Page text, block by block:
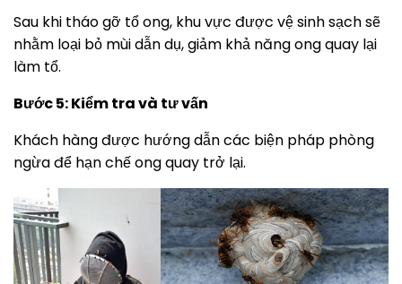
Sau khi tháo gỡ tổ ong, khu vực được vệ sinh sạch sẽ
nhằm loại bỏ mùi dẫn dụ, giảm khả năng ong quay lại
làm tổ.
Bước 5: Kiểm tra và tư vấn
Khách hàng được hướng dẫn các biện pháp phòng
ngừa để hạn chế ong quay trở lại.